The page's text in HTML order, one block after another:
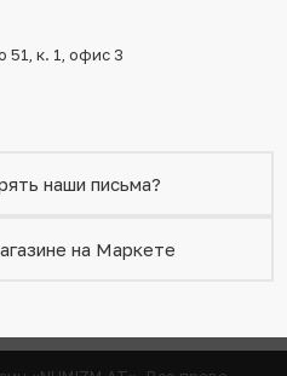
51, к. 1, офис 3
наши письма?
на Маркете